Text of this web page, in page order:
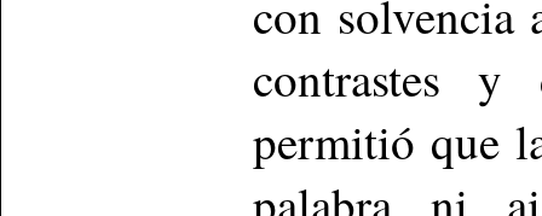
con solvencia
contrastes y
permitió que